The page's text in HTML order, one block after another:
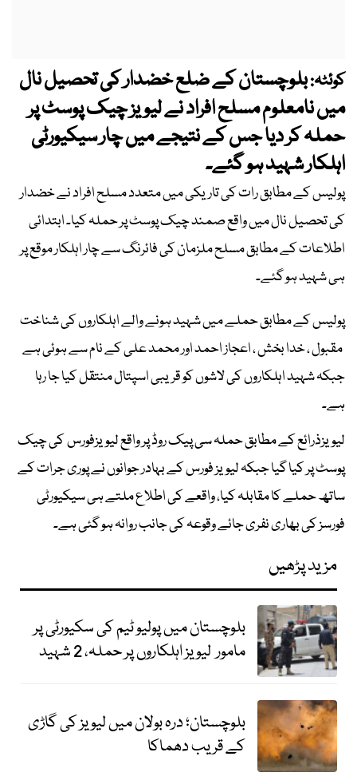
کوئٹہ:بلوچستان کے ضلع خضدار کی تحصیل نال
میں نامعلوم مسلح افراد نے لیویز چیک پوسٹ پر
حملہ کر دیا جس کے نتیجے میں چار سیکیورٹی
اہلکار شہید ہو گئے۔
پولیس کے مطابق رات کی تاریکی میں متعدد مسلح افراد نے خضدار
کی تحصیل نال میں واقع صمند چیک پوسٹ پر حملہ کیا۔ ابتدائی
اطلاعات کے مطابق مسلح ملزمان کی فائرنگ سے چار اہلکار موقع پر
ہی شہید ہو گئے۔
پولیس کے مطابق حملے میں شہید ہونے والے اہلکاروں کی شناخت
مقبول ، خدا بخش ، اعجاز احمد اور محمد علی کے نام سے ہوئی ہے
جبکہ شہید اہلکاروں کی لاشوں کو قریبی اسپتال منتقل کیا جا رہا
ہے۔
لیویزذرائع کے مطابق حملہ سی پیک روڈ پر واقع لیویزفورس کی چیک
پوسٹ پر کیا گیا جبکہ لیویز فورس کے بہادر جوانوں نے پوری جرات کے
ساتھ حملے کا مقابلہ کیا، واقعے کی اطلاع ملتے ہی سیکیورٹی
فورسز کی بھاری نفری جائے وقوعہ کی جانب روانہ ہو گئی ہے۔
مزید پڑھیں
بلوچستان میں پولیو ٹیم کی سکیورٹی پر
مامور لیویز اہلکاروں پر حملہ، 2 شہید
بلوچستان؛ درہ بولان میں لیویز کی گاڑی
کے قریب دھماکا